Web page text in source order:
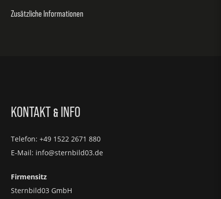
Zusätzliche Informationen
KONTAKT& INFO
Telefon: +49 1522 2671 880
E-Mail: info@sternbild03.de
Firmensitz
Sternbild03 GmbH